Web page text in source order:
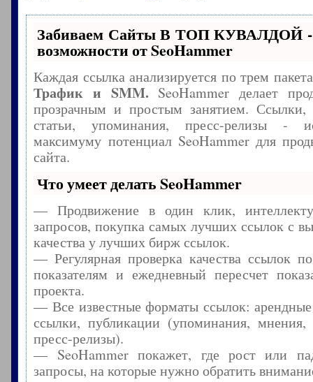
Забиваем Сайты В ТОП КУВАЛДОЙ -
возможности от SeoHammer
Каждая ссылка анализируется по трем
Трафик и SMM.SeoHammer делает
прозрачным и простым занятием. Ссылки,
статьи, упоминания, пресс-релизы -
максимуму потенциал SeoHammer для
сайта.
Что умеет делать SeoHammer
— Продвижение в один клик,
запросов, покупка самых лучших ссылок с
качества у лучших бирж ссылок.
— Регулярная проверка качества ссылок
показателям и ежедневный пересчет
проекта.
— Все известные форматы ссылок:
ссылки, публикации (упоминания, мнения,
пресс-релизы).
— SeoHammer покажет, где рост или
запросы, на которые нужно обратить